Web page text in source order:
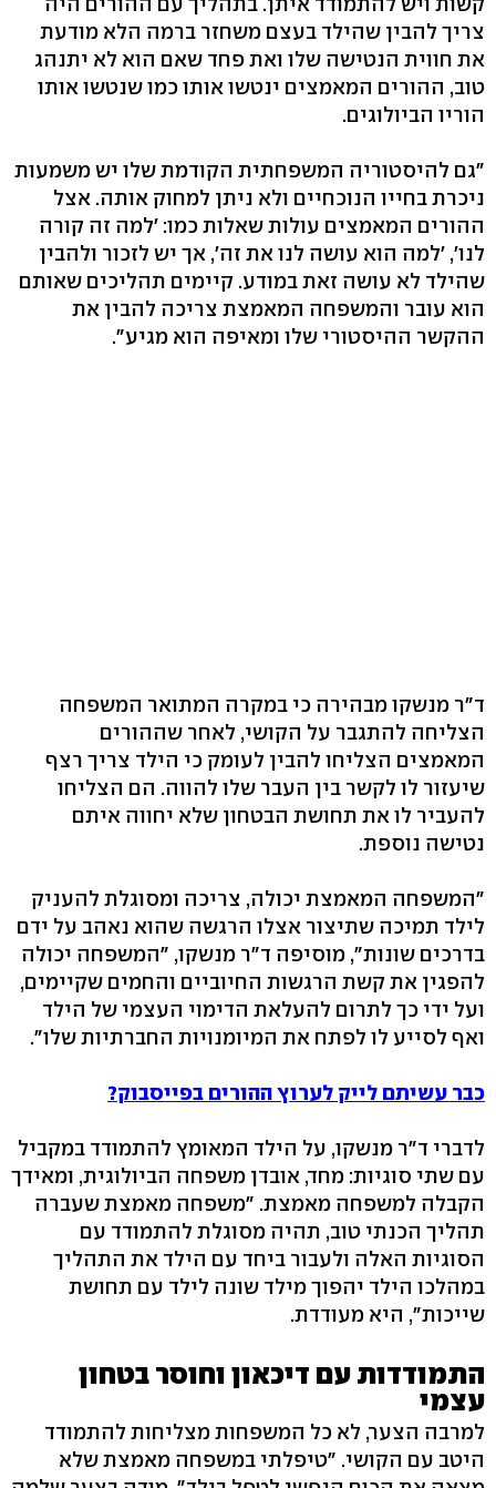
צריך להבין שהילד בעצם משחזר ברמה הלא מודעת
את חווית הנטישה שלו ואת פחד שאם הוא לא יתנהג
טוב, ההורים המאמצים ינטשו אותו כמו שנטשו אותו
הוריו הביולוגים.
"גם להיסטוריה המשפחתית הקודמת שלו יש משמעות
ניכרת בחייו הנוכחיים ולא ניתן למחוק אותה. אצל
ההורים המאמצים עולות שאלות כמו: 'למה זה קורה
לנו', 'למה הוא עושה לנו את זה', אך יש לזכור ולהבין
שהילד לא עושה זאת במודע. קיימים תהליכים שאותם
הוא עובר והמשפחה המאמצת צריכה להבין את
ההקשר ההיסטורי שלו ומאיפה הוא מגיע".
ד"ר מנשקו מבהירה כי במקרה המתואר המשפחה
הצליחה להתגבר על הקושי, לאחר שההורים
המאמצים הצליחו להבין לעומק כי הילד צריך רצף
שיעזור לו לקשר בין העבר שלו להווה. הם הצליחו
להעביר לו את תחושת הבטחון שלא יחווה איתם
נטישה נוספת.
"המשפחה המאמצת יכולה, צריכה ומסוגלת להעניק
לילד תמיכה שתיצור אצלו הרגשה שהוא נאהב על ידם
בדרכים שונות", מוסיפה ד"ר מנשקו, "המשפחה יכולה
להפגין את קשת הרגשות החיוביים והחמים שקיימים,
ועל ידי כך לתרום להעלאת הדימוי העצמי של הילד
ואף לסייע לו לפתח את המיומנויות החברתיות שלו".
כבר עשיתם לייק לערוץ ההורים בפייסבוק?
לדברי ד"ר מנשקו, על הילד המאומץ להתמודד במקביל
עם שתי סוגיות: מחד, אובדן משפחה הביולוגית, ומאידך
הקבלה למשפחה מאמצת. "משפחה מאמצת שעברה
תהליך הכנתי טוב, תהיה מסוגלת להתמודד עם
הסוגיות האלה ולעבור ביחד עם הילד את התהליך
במהלכו הילד יהפוך מילד שונה לילד עם תחושת
שייכות", היא מעודדת.
התמודדות עם דיכאון וחוסר בטחון
עצמי
למרבה הצער, לא כל המשפחות מצליחות להתמודד
היטב עם הקושי. "טיפלתי במשפחה מאמצת שלא